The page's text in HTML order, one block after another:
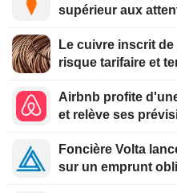
supérieur aux
Le cuivre inscrit
risque tarifaire et
Airbnb profite
et relève ses
Foncière Volta
sur un emprunt